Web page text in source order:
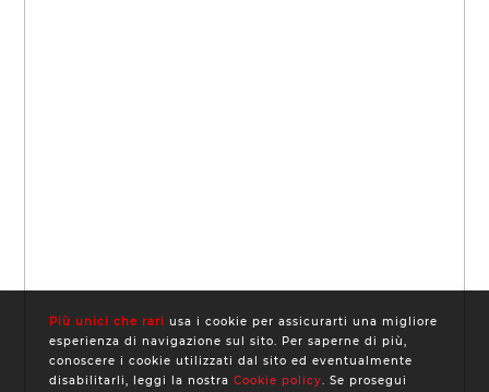
Più unici che rari usa i cookie per assicurarti una migliore
esperienza di navigazione sul sito. Per saperne di più,
conoscere i cookie utilizzati dal sito ed eventualmente
disabilitarli, leggi la nostra Cookie policy. Se prosegui